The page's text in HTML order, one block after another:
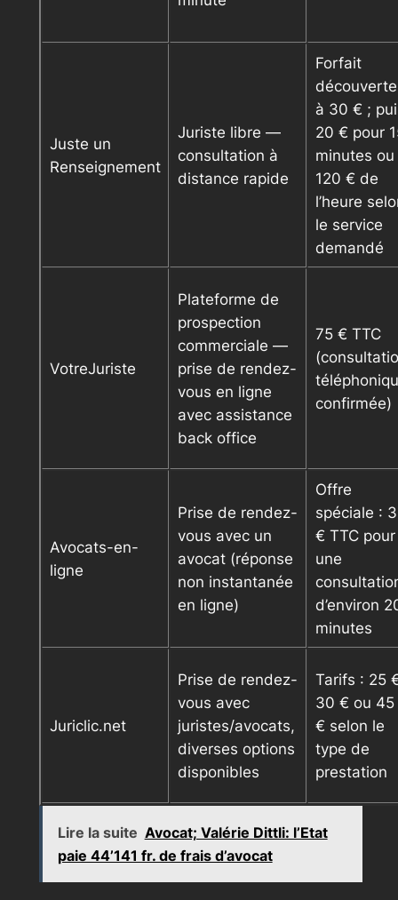
Juste un
Renseignement
Juriste libre —
consultation à
distance rapide
Forfait
découverte
à 30 € ;
20 € pour
minutes ou
120 € de
l’heure
le service
demandé
VotreJuriste
Plateforme de
prospection
commerciale —
prise de rendez-
vous en ligne
avec assistance
back office
75 € TTC
confirmée)
Avocats-en-
ligne
Prise de rendez-
vous avec un
avocat (réponse
non instantanée
en ligne)
Offre
spéciale :
€ TTC pour
une
d’environ
minutes
Juriclic.net
Prise de rendez-
vous avec
juristes/avocats,
diverses options
disponibles
Tarifs : 25
30 € ou 45
€ selon le
type de
prestation
Lire la suite Avocat; Valérie Dittli: l’Etat
paie 44’141 fr. de frais d’avocat